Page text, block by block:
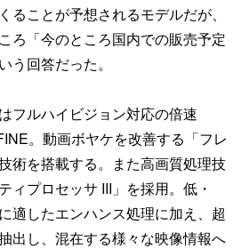
ることが予想されるモデルだが、
ろ「今のところ国内での販売予定
う回答だった。
フルハイビジョン対応の倍速
。動画ボヤケを改善する「フレ
術を搭載する。また高画質処理技
ィプロセッサ III」を採用。低・
適したエンハンス処理に加え、超
出し、混在する様々な映像情報へ